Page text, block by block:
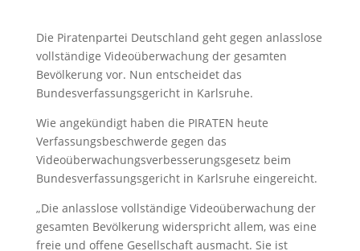
Die Piratenpartei Deutschland geht gegen anlasslose
vollständige Videoüberwachung der gesamten
Bevölkerung vor. Nun entscheidet das
Bundesverfassungsgericht in Karlsruhe.
Wie angekündigt haben die PIRATEN heute
Verfassungsbeschwerde gegen das
Videoüberwachungsverbesserungsgesetz beim
Bundesverfassungsgericht in Karlsruhe eingereicht.
„Die anlasslose vollständige Videoüberwachung der
gesamten Bevölkerung widerspricht allem, was eine
freie und offene Gesellschaft ausmacht. Sie ist